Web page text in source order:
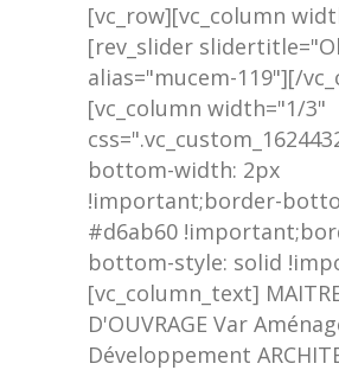
[vc_row][vc_column
[rev_slider
alias="mucem-119"][/
[vc_column width="1/3"
bottom-width: 2px
!important;border-
#d6ab60
bottom-style: solid
[vc_column_text]
D'OUVRAGE Var
Développement